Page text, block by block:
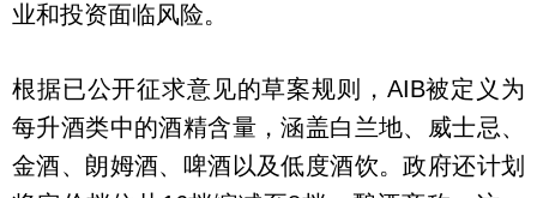
业和投资面临风险。
根据已公开征求意见的草案规则，AIB被定义为
每升酒类中的酒精含量，涵盖白兰地、威士忌、
金酒、朗姆酒、啤酒以及低度酒饮。政府还计划